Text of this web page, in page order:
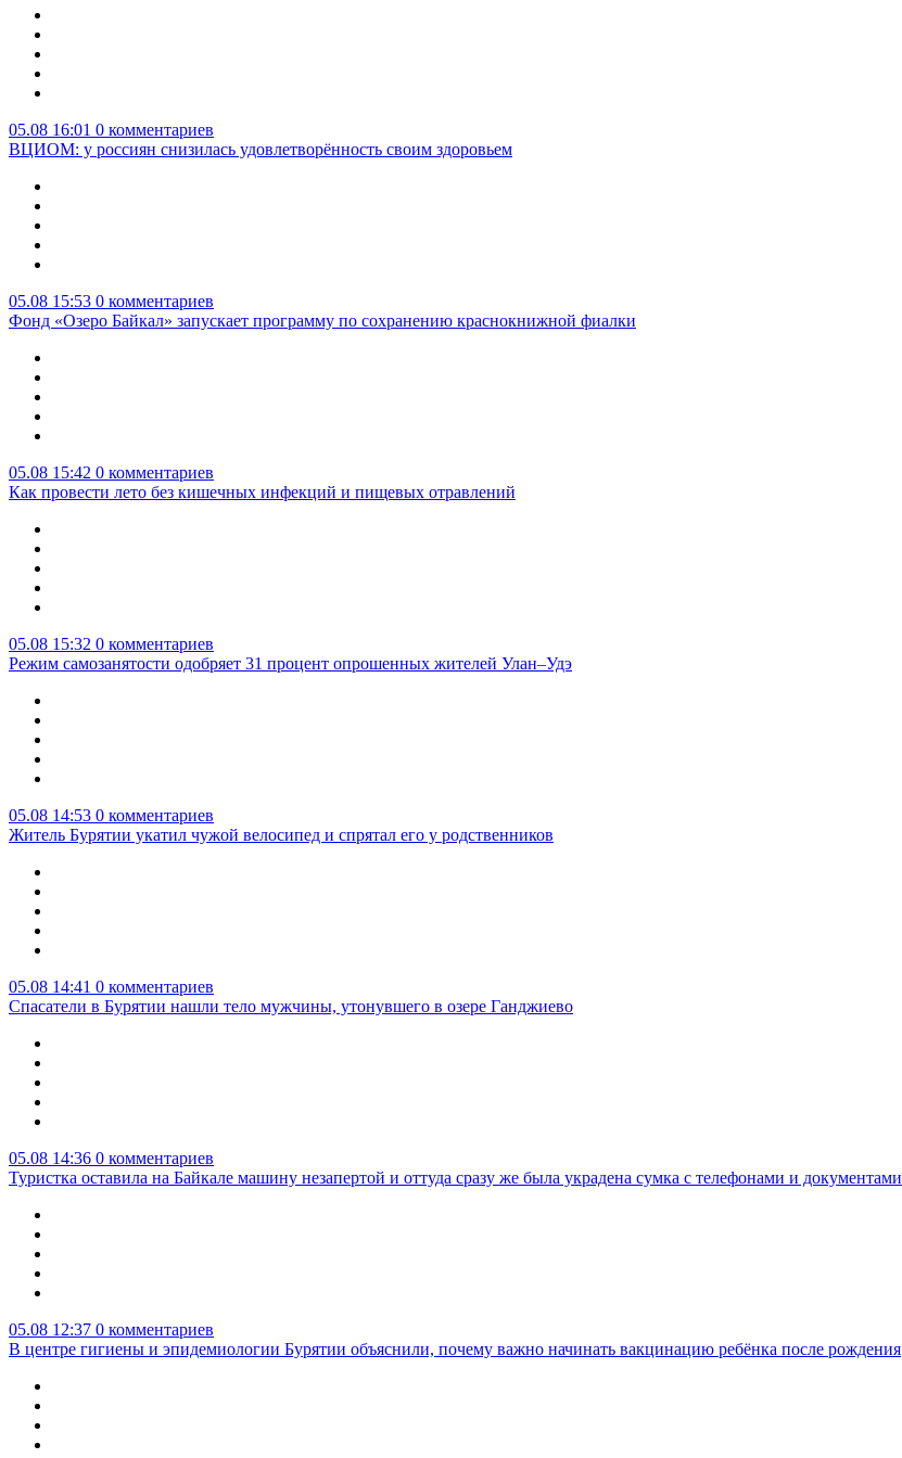
05.08 16:01 0 комментариев
ВЦИОМ: у россиян снизилась удовлетворённость своим здоровьем
05.08 15:53 0 комментариев
Фонд «Озеро Байкал» запускает программу по сохранению краснокнижной фиалки
05.08 15:42 0 комментариев
Как провести лето без кишечных инфекций и пищевых отравлений
05.08 15:32 0 комментариев
Режим самозанятости одобряет 31 процент опрошенных жителей Улан–Удэ
05.08 14:53 0 комментариев
Житель Бурятии укатил чужой велосипед и спрятал его у родственников
05.08 14:41 0 комментариев
Спасатели в Бурятии нашли тело мужчины, утонувшего в озере Ганджиево
05.08 14:36 0 комментариев
Туристка оставила на Байкале машину незапертой и оттуда сразу же была украдена сумка с телефонами и документами
05.08 12:37 0 комментариев
В центре гигиены и эпидемиологии Бурятии объяснили, почему важно начинать вакцинацию ребёнка после рождения